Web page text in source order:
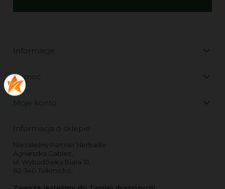
Informacje
Pomoc
Moje konto
Informacja o sklepie
Niezależny Partner Herbalife
Agnieszka Gabiec,
ul. Wybudówka Biała 31,
82-340 Tolkmicko,